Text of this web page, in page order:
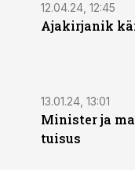
12.04.24, 12:45
Ajakirjanik
13.01.24, 13:01
Minister ja
tuisus